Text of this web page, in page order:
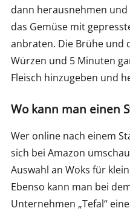
dann herausnehmen
das Gemüse mit
anbraten. Die Brühe und
Würzen und 5 Minuten
Fleisch hinzugeben und
Wo kann man einen
Wer online nach einem
sich bei Amazon
Auswahl an Woks für
Ebenso kann man bei
Unternehmen „Tefal“